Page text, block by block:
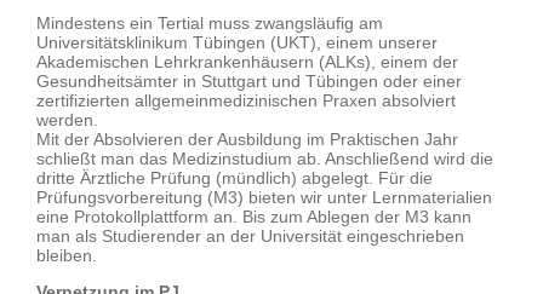
Mindestens ein Tertial muss zwangsläufig am
Universitätsklinikum Tübingen (UKT), einem unserer
Akademischen Lehrkrankenhäusern (ALKs), einem der
Gesundheitsämter in Stuttgart und Tübingen oder einer
zertifizierten allgemeinmedizinischen Praxen absolviert
werden.
Mit der Absolvieren der Ausbildung im Praktischen Jahr
schließt man das Medizinstudium ab. Anschließend wird die
dritte Ärztliche Prüfung (mündlich) abgelegt. Für die
Prüfungsvorbereitung (M3) bieten wir unter Lernmaterialien
eine Protokollplattform an. Bis zum Ablegen der M3 kann
man als Studierender an der Universität eingeschrieben
bleiben.